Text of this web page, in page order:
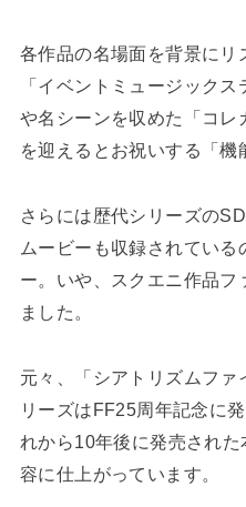
各作品の名場面を背景にリ
「イベントミュージック
や名シーンを収めた「コレ
を迎えるとお祝いする「機
さらには歴代シリーズの
ムービーも収録されてい
ー。いや、スクエニ作品フ
ました。
元々、「シアトリズムフ
リーズはFF25周年記念に
れから10年後に発売され
容に仕上がっています。